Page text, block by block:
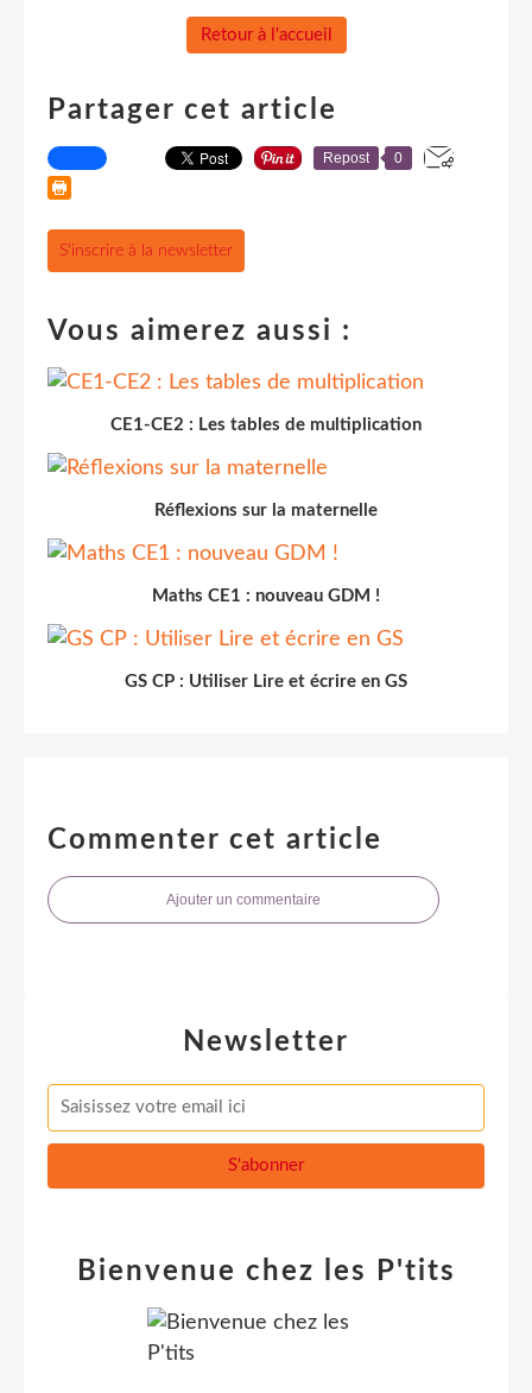
Retour à l'accueil
Partager cet article
Repost 0
S'inscrire à la newsletter
Vous aimerez aussi :
CE1-CE2 : Les tables de multiplication
Réflexions sur la maternelle
Maths CE1 : nouveau GDM !
GS CP : Utiliser Lire et écrire en GS
Commenter cet article
Ajouter un commentaire
Newsletter
Bienvenue chez les P'tits